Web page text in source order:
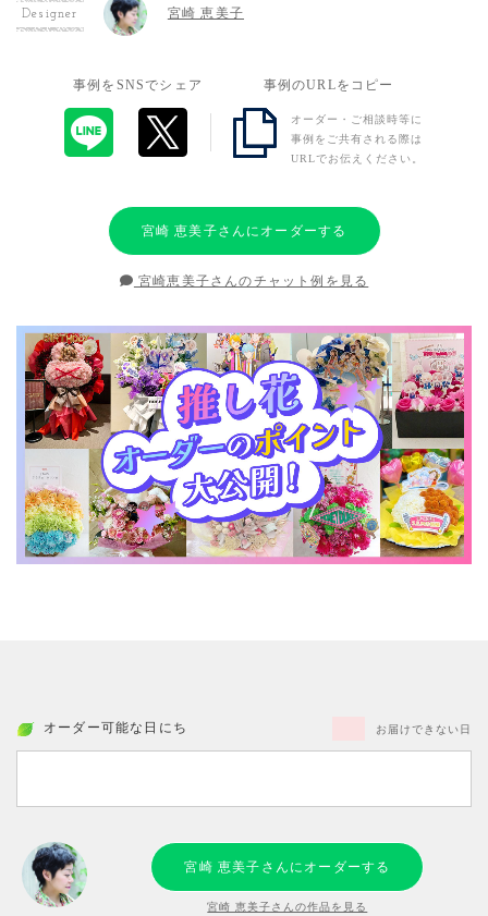
Designer 宮崎 恵美子
事例をSNSでシェア 事例のURLをコピー
オーダー・ご相談時等に
事例をご共有される際は
URLでお伝えください。
宮崎 恵美子さんにオーダーする
宮崎恵美子さんのチャット例を見る
オーダー可能な日にち お届けできない日
宮崎 恵美子さんにオーダーする
宮崎 恵美子さんの作品を見る